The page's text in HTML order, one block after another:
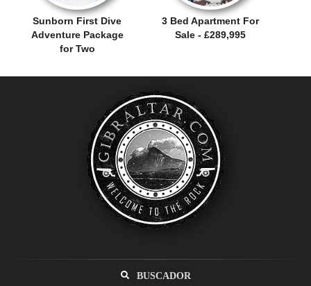
Sunborn First Dive
Adventure Package
for Two
3 Bed Apartment For
Sale - £289,995
BUSCADOR